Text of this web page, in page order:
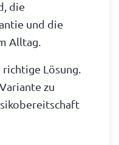
die
und die
Alltag.
Lösung.
zu